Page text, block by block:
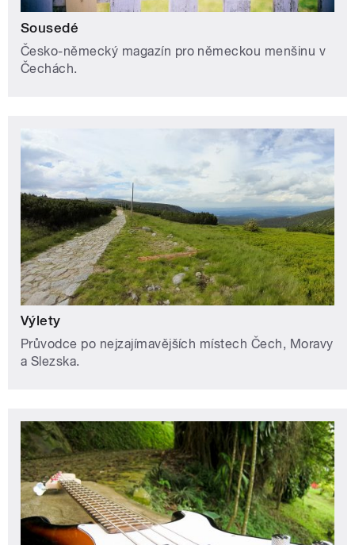
Sousedé
Česko-německý magazín pro německou menšinu v
Čechách.
Výlety
Průvodce po nejzajímavějších místech Čech, Moravy
a Slezska.